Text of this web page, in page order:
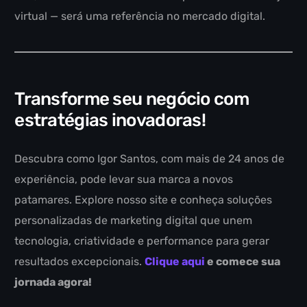
virtual — será uma referência no mercado digital.
Transforme seu negócio com
estratégias inovadoras!
Descubra como Igor Santos, com mais de 24 anos de
experiência, pode levar sua marca a novos
patamares. Explore nosso site e conheça soluções
personalizadas de marketing digital que unem
tecnologia, criatividade e performance para gerar
resultados excepcionais.Clique aqui e comece sua
jornada agora!